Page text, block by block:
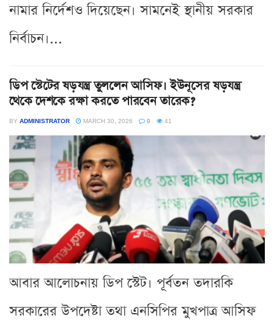
নামার নির্দেশও দিয়েছেন। সামনেই স্থানীয় সরকার
নির্বাচন।...
ডিপ স্টেটের ষড়যন্ত্র তুললেন আসিফ। ইউনূসের ষড়যন্ত্র
থেকে দেশকে রক্ষা করতে পারবেন তারেক?
BY ADMINISTRATOR MARCH 30, 2026 0 41
আবার আলোচনায় ডিপ স্টেট। পূর্বতন তদারকি
সরকারের উপদেষ্টা তথা এনসিপির মুখপাত্র আসিফ